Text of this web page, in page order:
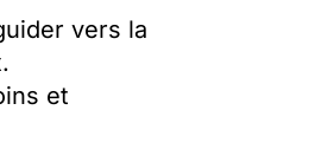
vers la
et